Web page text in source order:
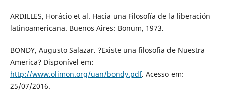
ARDILLES, Horácio et al. Hacia una Filosofía de la liberación
latinoamericana. Buenos Aires: Bonum, 1973.
BONDY, Augusto Salazar. ?Existe una filosofia de Nuestra
America? Disponível em:
http://www.olimon.org/uan/bondy.pdf. Acesso em:
25/07/2016.